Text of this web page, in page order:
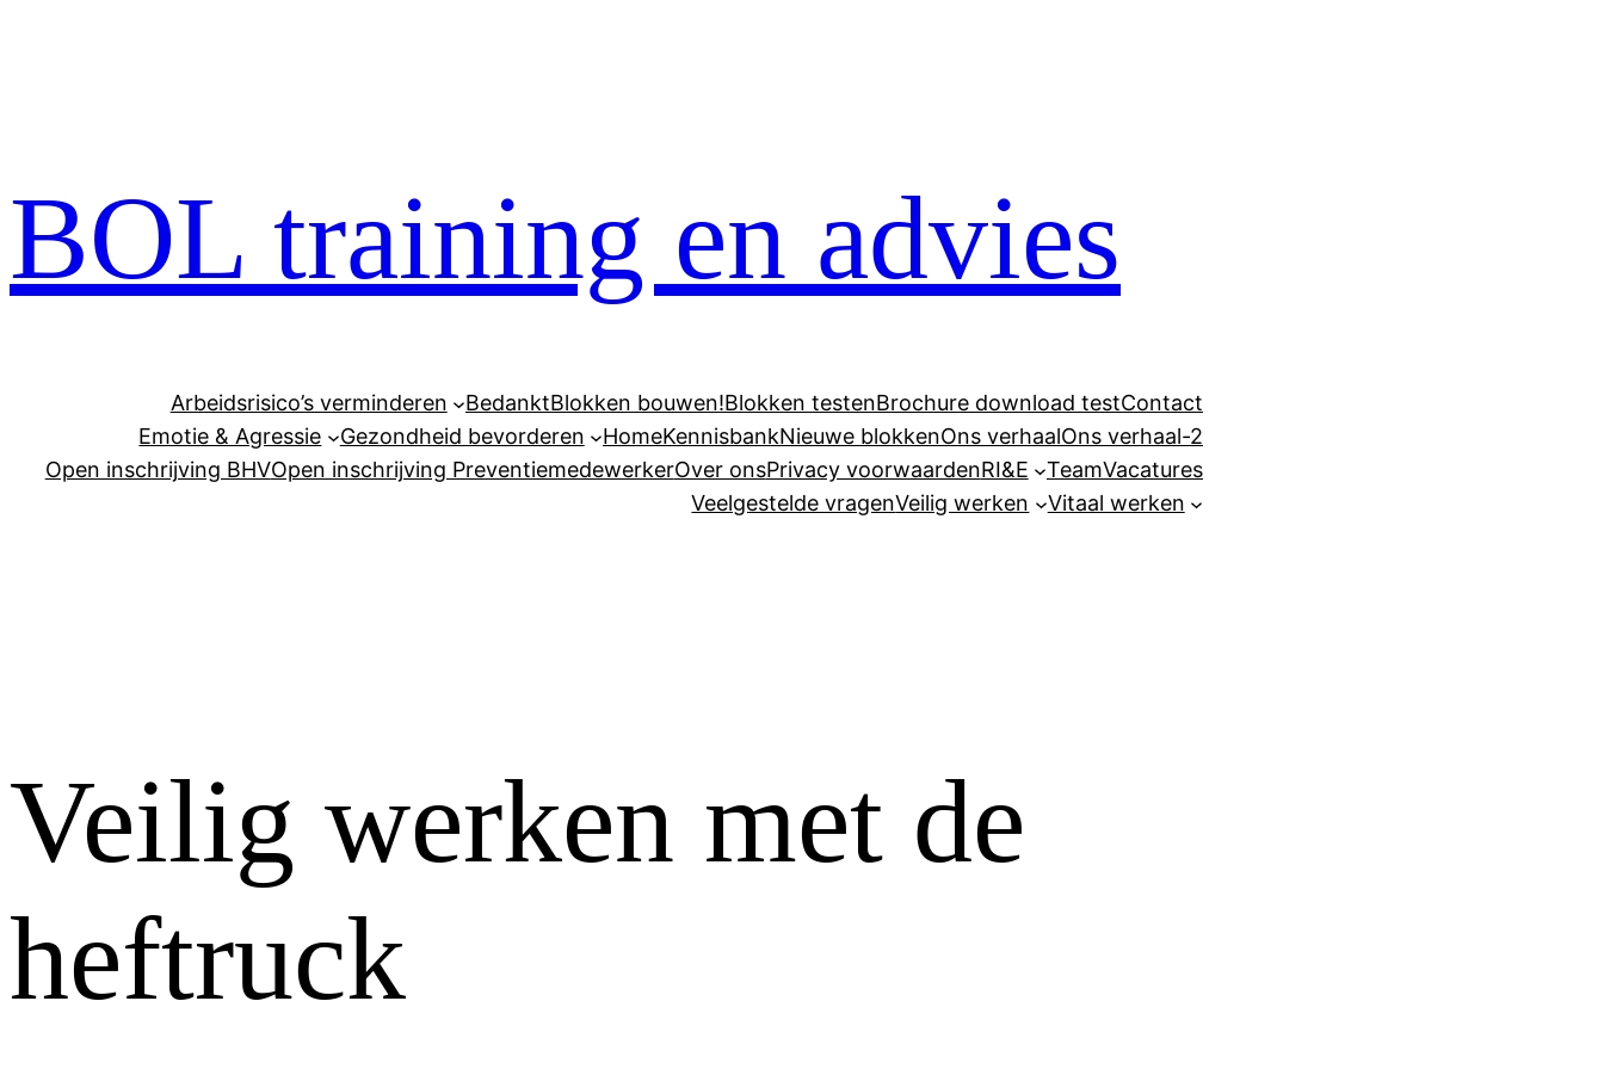
BOL training en advies
Arbeidsrisico’s verminderen BedanktBlokken bouwen!Blokken testenBrochure download testContact
Emotie & Agressie
Gezondheid bevorderen HomeKennisbankNieuwe blokkenOns verhaalOns verhaal-2
Open inschrijving BHVOpen inschrijving PreventiemedewerkerOver onsPrivacy voorwaardenRI&E TeamVacatures
Veelgestelde vragenVeilig werken Vitaal werken
Veilig werken met de
heftruck